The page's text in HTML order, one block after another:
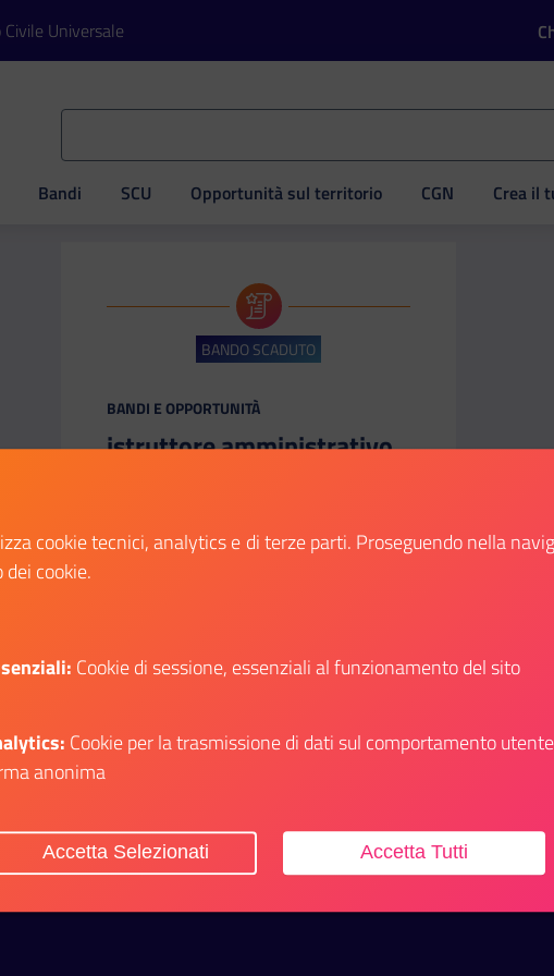
Universale
Bandi SCU Opportunità sul territorio CGN Crea il
BANDO SCADUTO
CATEGORIA:
BANDI E OPPORTUNITÀ
istruttore amministrativo
è indetta selezione pubblica, per esami,
per la copertura di n. 1 (un) posto al
Data fine: 19 gennaio 2026
Giovanili e il Servizio Civile Universale
cookie tecnici, analytics e di terze parti. Proseguendo nella
cookie.
Cookie di sessione, essenziali al funzionamento del sito
Cookie per la trasmissione di dati sul comportamento
anonima
Accetta Tutti
Accetta Selezionati